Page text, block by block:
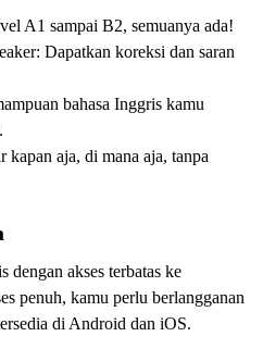
A1 sampai B2, semuanya ada!
Dapatkan koreksi dan saran
bahasa Inggris kamu
kapan aja, di mana aja, tanpa
dengan akses terbatas ke
penuh, kamu perlu berlangganan
di Android dan iOS.